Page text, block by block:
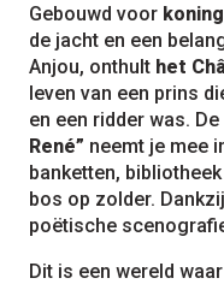
Gebouwd voor
de jacht en een
Anjou, onthult het
leven van een prins
en een ridder was.
René” neemt je mee
banketten,
bos op zolder.
poëtische
Dit is een wereld